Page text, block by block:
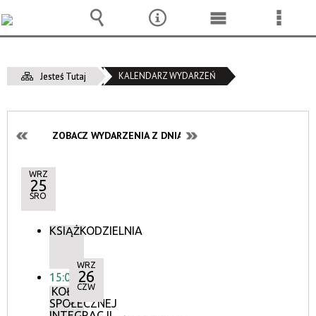
Jesteś Tutaj KALENDARZ WYDARZEŃ
ZOBACZ WYDARZENIA Z DNIA:
WRZ
25
ŚRO
KSIĄŻKODZIELNIA
15:00
KOŁO
SPOŁECZNEJ
WRZ
26
CZW
Wyszukiwarka
NarzędziaMenu
Menu